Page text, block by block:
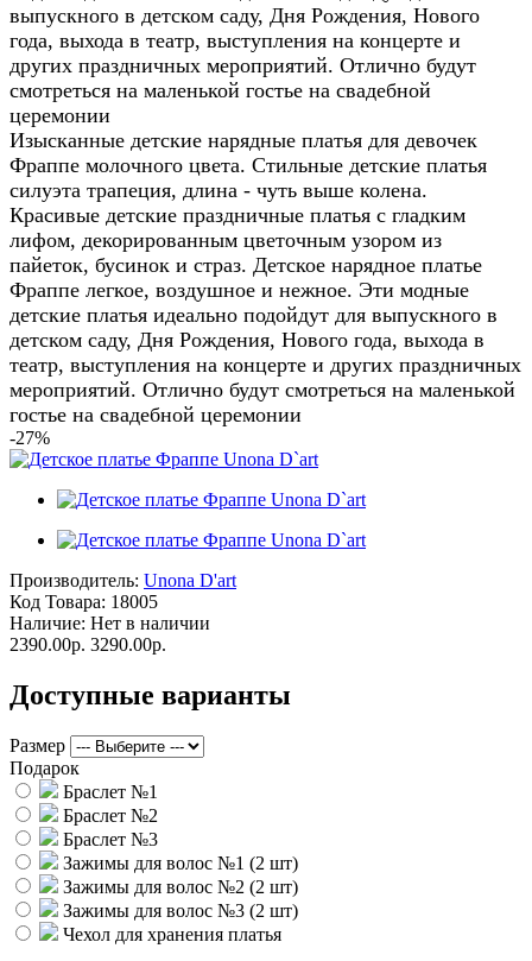
выпускного в детском саду, Дня Рождения, Нового
года, выхода в театр, выступления на концерте и
других праздничных мероприятий. Отлично будут
смотреться на маленькой гостье на свадебной
церемонии
Изысканные детские нарядные платья для девочек
Фраппе молочного цвета. Стильные детские платья
силуэта трапеция, длина - чуть выше колена.
Красивые детские праздничные платья с гладким
лифом, декорированным цветочным узором из
пайеток, бусинок и страз. Детское нарядное платье
Фраппе легкое, воздушное и нежное. Эти модные
детские платья идеально подойдут для выпускного в
детском саду, Дня Рождения, Нового года, выхода в
театр, выступления на концерте и других праздничных
мероприятий. Отлично будут смотреться на маленькой
гостье на свадебной церемонии
-27%
Производитель: Unona D'art
Код Товара: 18005
Наличие: Нет в наличии
2390.00р. 3290.00р.
Доступные варианты
Размер
Подарок
Браслет №1
Браслет №2
Браслет №3
Зажимы для волос №1 (2 шт)
Зажимы для волос №2 (2 шт)
Зажимы для волос №3 (2 шт)
Чехол для хранения платья